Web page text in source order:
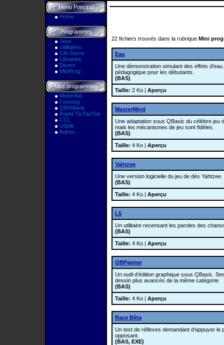
Menu Principal
Home
Programmes
Jeux
Utilitaires
Gfx Demo
Librairies
Divers
MiniProg
Mes programmes
MisterKid
Fmsong
QBSMario
Rapid TicTacToe
CCL
USplit
Autres
22 fichiers trouvés dans la rubrique Mini
Eau
Une démonstration simulant des effets
pédagogique pour les débutants.
(BAS)
Taille: 2 Ko | Aperçu
MasterMind
Une adaptation sous QBasic du célèbre jeu
mais les mécanismes de jeu sont fidèles.
(BAS)
Taille: 4 Ko | Aperçu
Yahtzee
Une version logicielle du jeu de dés Yahtzee.
(BAS)
Taille: 4 Ko | Aperçu
L5
Un utilitaire recensant les paroles des
(BAS)
Taille: 4 Ko | Aperçu
QBPainter
Un outil d'édition graphique sous QBasic.
dessin plus avancés de la même catégorie.
(BAS)
Taille: 4 Ko | Aperçu
Race Bêta
Un test de réflexes demandant d'appuyer
opposant.
(BAS, EXE)